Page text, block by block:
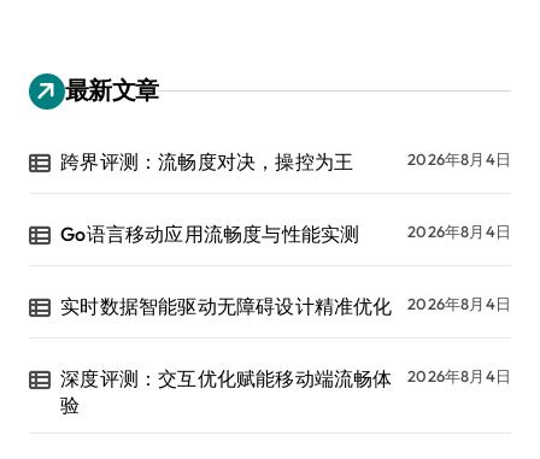
最新文章
跨界评测：流畅度对决，操控为王 2026年8月4日
Go语言移动应用流畅度与性能实测 2026年8月4日
实时数据智能驱动无障碍设计精准优化 2026年8月4日
深度评测：交互优化赋能移动端流畅体
验
2026年8月4日